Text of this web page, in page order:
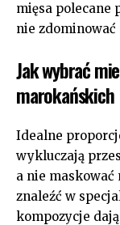
mięsa polecane
nie
Jak wybrać
marokańskich
Idealne
wykluczają
a nie maskować
znaleźć w
kompozycje